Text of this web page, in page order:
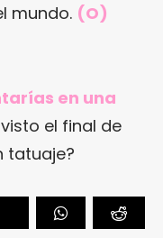
mundo. (O)
en una
el final de
tatuaje?